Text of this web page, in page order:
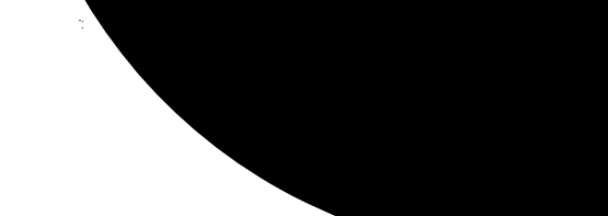
Compartir: